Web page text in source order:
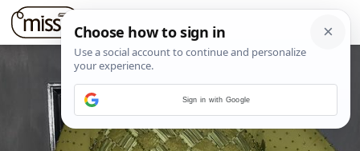
Sign in with Google